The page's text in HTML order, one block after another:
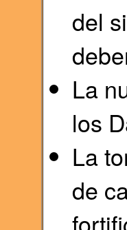
del
La
los
La
de